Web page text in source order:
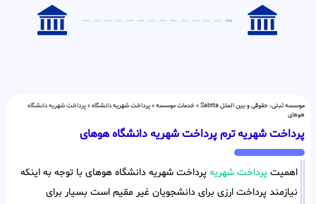
موسسه ثبتی، حقوقی و بین الملل Sabtta » خدمات موسسه»پرداخت شهریه دانشگاه»پرداخت شهریه دانشگاه
هوهای
پرداخت شهریه ترم پرداخت شهریه دانشگاه هوهای
اهمیت پرداخت شهریه پرداخت شهریه دانشگاه هوهای با توجه به اینکه
نیازمند پرداخت ارزی برای دانشجویان غیر مقیم است بسیار برای